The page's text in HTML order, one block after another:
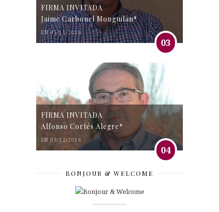
FIRMA INVITADA
Jaime Carbonel Monguilán*
EN 05/11/2016
03
FIRMA INVITADA
Alfonso Cortés Alegre*
EN 03/12/2016
04
BONJOUR & WELCOME